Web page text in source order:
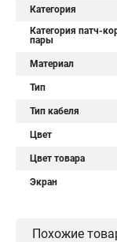
Категория
Категория патч-
пары
Материал
Тип
Тип кабеля
Цвет
Цвет товара
Экран
Похожие